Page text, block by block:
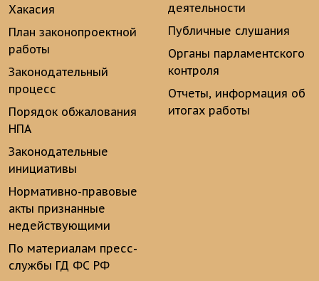
Хакасия
План законопроектной
работы
Законодательный
процесс
Порядок обжалования
НПА
Законодательные
инициативы
Нормативно-правовые
акты признанные
недействующими
По материалам пресс-
службы ГД ФС РФ
деятельности
Публичные слушания
Органы парламентского
контроля
Отчеты, информация об
итогах работы